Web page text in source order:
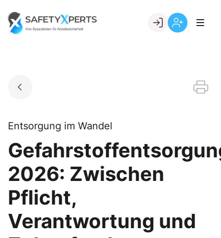
content
Go to landing page.
Entsorgung im Wandel
2026: Zwischen
Pflicht,
Verantwortung und